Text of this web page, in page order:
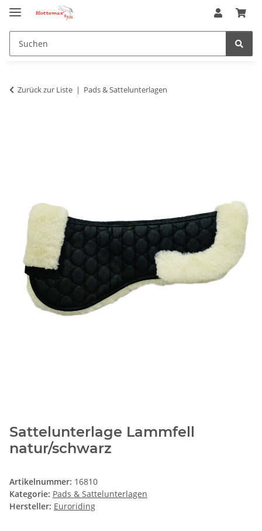
Zurück zur Liste Pads & Sattelunterlagen
Sattelunterlage Lammfell
natur/schwarz
Artikelnummer: 16810
Kategorie: Pads & Sattelunterlagen
Hersteller: Euroriding